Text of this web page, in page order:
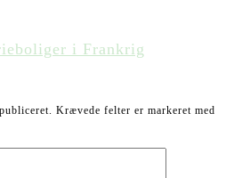
i Frankrig
Krævede felter er markeret med